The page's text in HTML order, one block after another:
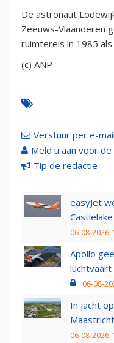
De astronaut
Zeeuws-Vlaanderen
ruimtereis in 1985
(c) ANP
Verstuur per e-mail
Meld u aan voor
Tip de redactie
easyJet
06-08-2026,
Apollo
luchtvaart
06-08-
In jacht
06-08-2026,